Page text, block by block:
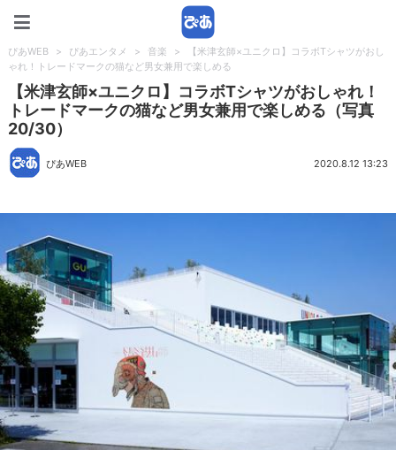
ぴあWEB > ぴあエンタメ > 音楽 >
【米津玄師×ユニクロ】コラボTシャツがおし
ゃれ！トレードマークの猫など男女兼用で楽しめる
【米津玄師×ユニクロ】コラボTシャツがおしゃれ！
トレードマークの猫など男女兼用で楽しめる（写真
20/30）
ぴあWEB 2020.8.12 13:23